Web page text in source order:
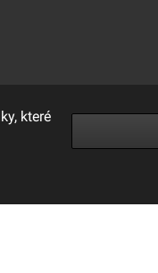
které